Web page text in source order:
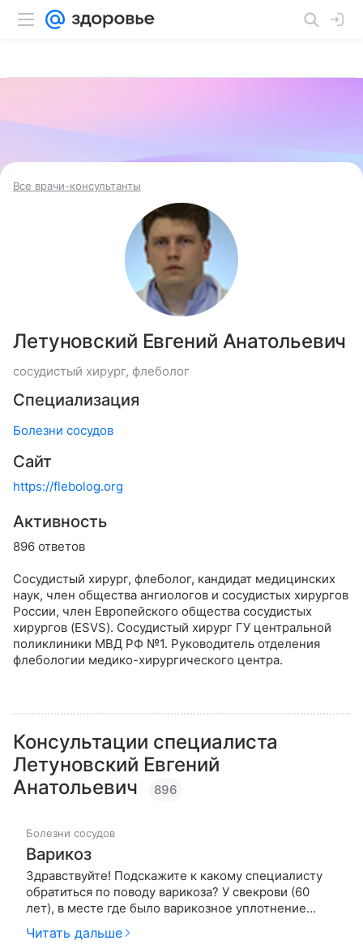
Все врачи-консультанты
Летуновский Евгений Анатольевич
сосудистый хирург, флеболог
Специализация
Болезни сосудов
Сайт
https://flebolog.org
Активность
896 ответов
Сосудистый хирург, флеболог, кандидат медицинских
наук, член общества ангиологов и сосудистых хирургов
России, член Европейского общества сосудистых
хирургов (ESVS). Сосудистый хирург ГУ центральной
поликлиники МВД РФ №1. Руководитель отделения
флебологии медико-хирургического центра.
Консультации специалиста
Летуновский Евгений
Анатольевич
896
Болезни сосудов
Варикоз
Здравствуйте! Подскажите к какому специалисту
обратиться по поводу варикоза? У свекрови (60
лет), в месте где было варикозное уплотнение
теперь появилась опухоль и сильные болевые
ощущения, (опухоль размером с два кулака и
Читать дальше